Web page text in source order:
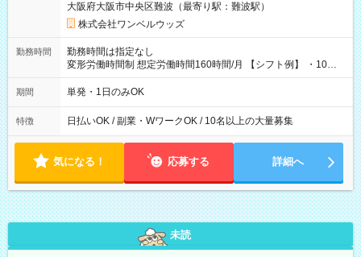
大阪府大阪市中央区難波（最寄り駅：難波駅）
株式会社ワンベルウッズ
勤務時間
勤務時間は指定なし
変形労働時間制 想定労働時間160時間/月 【シフト例】 ・10：
00～20：00
期間 単発・1日のみOK
特徴 日払いOK / 副業・WワークOK / 10名以上の大量募集
気になる！ 応募する 詳細へ
未読